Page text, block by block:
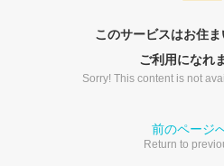
このサービスはお住
ご利用になれ
Sorry! This content is not
前のページ
Return to